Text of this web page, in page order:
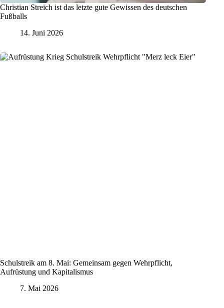
Christian Streich ist das letzte gute Gewissen des deutschen
Fußballs
14. Juni 2026
Schulstreik am 8. Mai: Gemeinsam gegen Wehrpflicht,
Aufrüstung und Kapitalismus
7. Mai 2026